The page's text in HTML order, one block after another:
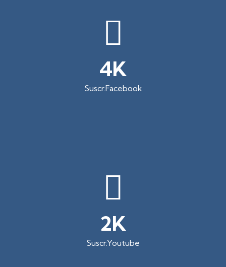
12
Suscr.Facebook
8
Suscr.Youtube